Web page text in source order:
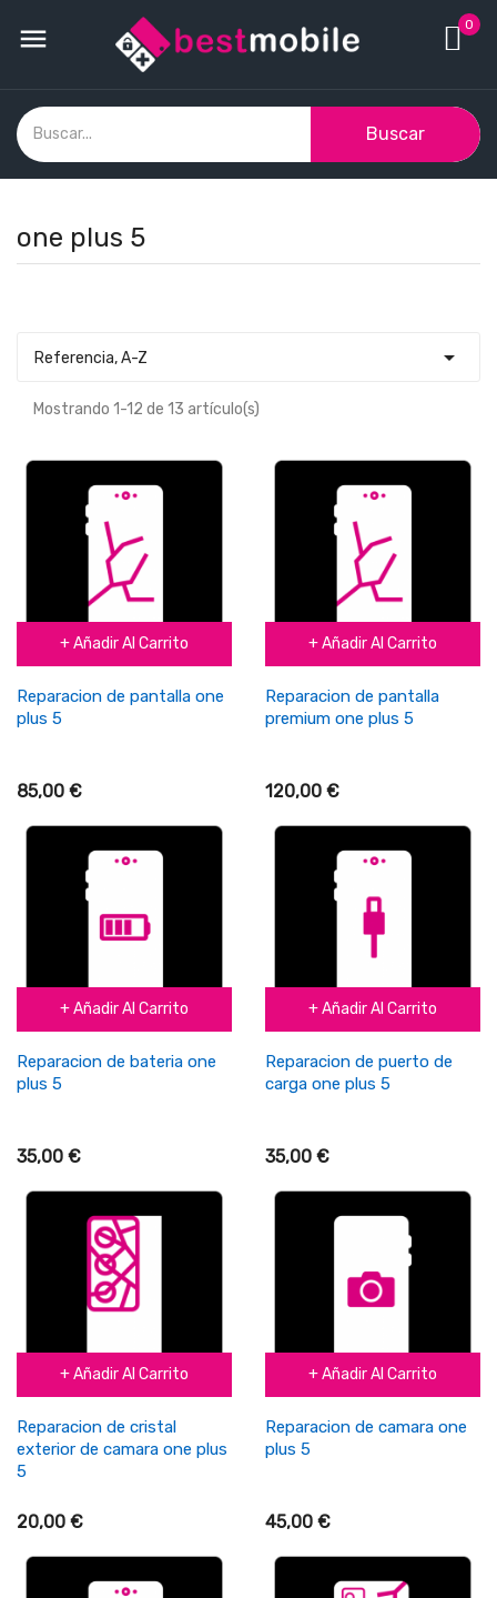
 0
Buscar
one plus 5
Referencia, A-Z 
Mostrando 1-12 de 13 artículo(s)
+ Añadir Al Carrito
Reparacion de pantalla one
plus 5
85,00 €
+ Añadir Al Carrito
Reparacion de pantalla
premium one plus 5
120,00 €
+ Añadir Al Carrito
Reparacion de bateria one
plus 5
35,00 €
+ Añadir Al Carrito
Reparacion de puerto de
carga one plus 5
35,00 €
+ Añadir Al Carrito
Reparacion de cristal
exterior de camara one plus
5
20,00 €
+ Añadir Al Carrito
Reparacion de camara one
plus 5
45,00 €